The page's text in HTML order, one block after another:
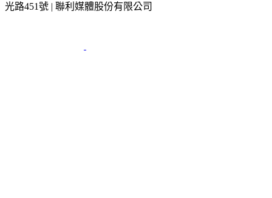
光路451號 | 聯利媒體股份有限公司